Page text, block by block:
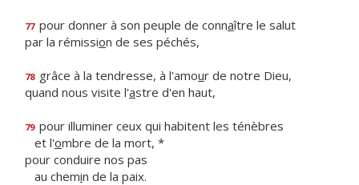
77 pour donner à son peuple de connaître le salut
par la rémission de ses péchés,
78 grâce à la tendresse, à l'amour de notre Dieu,
quand nous visite l'astre d'en haut,
79 pour illuminer ceux qui habitent les ténèbres
et l'ombre de la mort, *
pour conduire nos pas
au chemin de la paix.